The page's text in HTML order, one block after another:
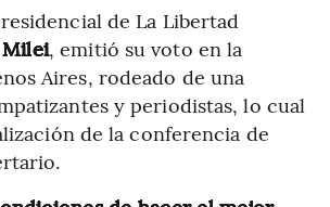
de La Libertad
, emitió su voto en la
Aires, rodeado de una
y periodistas, lo cual
de la conferencia de